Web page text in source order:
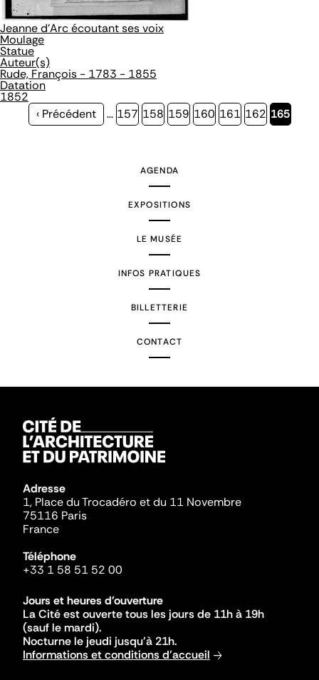
Jeanne d'Arc écoutant ses voix
Moulage
Statue
Auteur(s)
Rude, François - 1783 - 1855
Datation
1852
Page
‹ Précédent … Page
157 Page
158 Page
159 Page
160 Page
161 Page
162 Page
165
AGENDA
EXPOSITIONS
LE MUSÉE
INFOS PRATIQUES
BILLETTERIE
CONTACT
Adresse
1, Place du Trocadéro et du 11 Novembre
75116 Paris
France
Téléphone
+33 1 58 51 52 00
Jours et heures d'ouverture
La Cité est ouverte tous les jours de 11h à 19h
(sauf le mardi).
Nocturne le jeudi jusqu'à 21h.
Informations et conditions d'accueil